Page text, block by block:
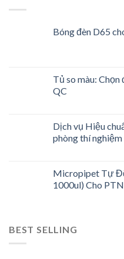
Bóng đèn D65
Tủ so màu: Chọn
QC
Dịch vụ Hiệu
phòng thí nghiệm
Micropipet Tự
1000ul) Cho PTN
BEST SELLING